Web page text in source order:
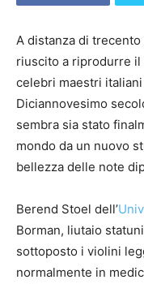
A distanza di
riuscito a riprodurre
celebri maestri
Diciannovesimo
sembra sia stato
mondo da un nuovo
bellezza delle note
Berend Stoel dell’
Borman, liutaio
sottoposto i violini
normalmente in